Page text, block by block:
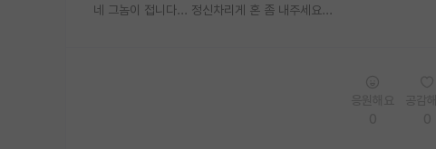
네 그놈이 접니다... 정신차리게 혼 좀 내주세요...